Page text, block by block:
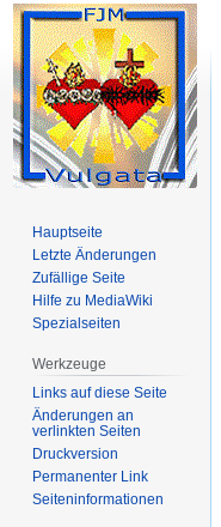
Hauptseite
Letzte Änderungen
Zufällige Seite
Hilfe zu MediaWiki
Spezialseiten
Werkzeuge
Links auf diese Seite
Änderungen an
verlinkten Seiten
Druckversion
Permanenter Link
Seiten­­informationen